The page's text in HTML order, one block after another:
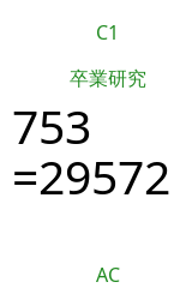
C1
卒業研究
753
=29572
AC